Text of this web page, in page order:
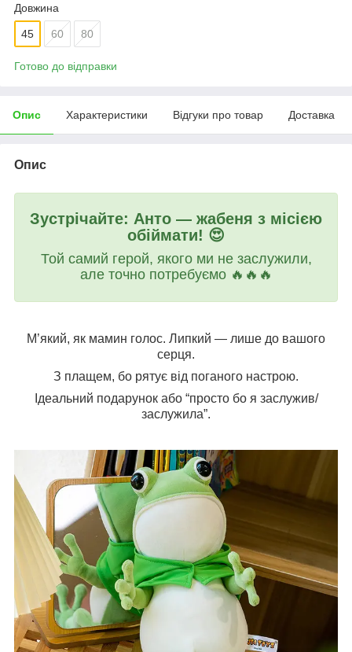
Довжина
45 60 80
Готово до відправки
Опис Характеристики Відгуки про товар Доставка
Опис
Зустрічайте: Анто — жабеня з місією
обіймати! 😍
Той самий герой, якого ми не заслужили,
але точно потребуємо 🔥🔥🔥
М’який, як мамин голос. Липкий — лише до вашого
серця.
З плащем, бо рятує від поганого настрою.
Ідеальний подарунок або “просто бо я заслужив/
заслужила”.